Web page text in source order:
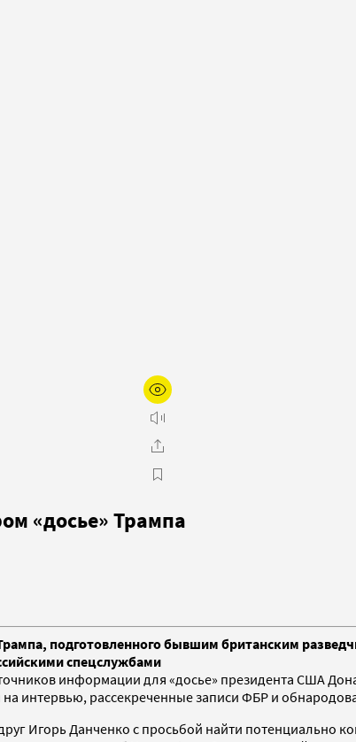
«досье» Трампа
подготовленного бывшим британским
спецслужбами
информации для «досье» президента США
на интервью, рассекреченные записи ФБР и
Игорь Данченко с просьбой найти